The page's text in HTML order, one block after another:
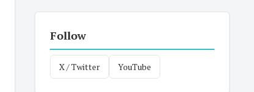
Follow
X / Twitter YouTube